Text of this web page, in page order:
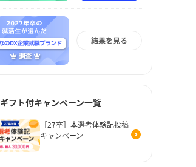
結果を見る
ギフト付キャンペーン一覧
［27卒］本選考体験記投稿
キャンペーン